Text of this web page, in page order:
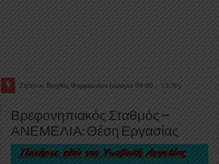
Ζητείται Βοηθός Θαλάμου
Βρεφονηπιακός Σταθμός –
ΑΝΕΜΕΛΙΑ: Θέση Εργασίας